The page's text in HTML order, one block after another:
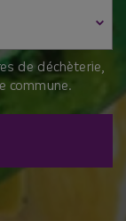
de déchèterie,
commune.